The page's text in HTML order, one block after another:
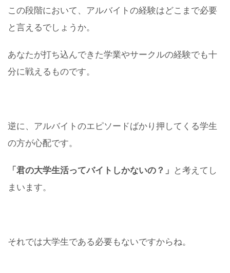
この段階において、アルバイトの経験はどこまで必要
と言えるでしょうか。
あなたが打ち込んできた学業やサークルの経験でも十
分に戦えるものです。
逆に、アルバイトのエピソードばかり押してくる学生
の方が心配です。
「君の大学生活ってバイトしかないの？」
と考えてし
まいます。
それでは大学生である必要もないですからね。